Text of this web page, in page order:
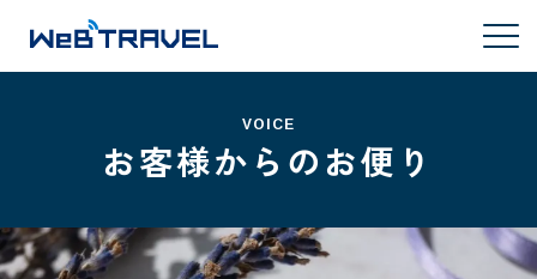
VOICE
お客様からのお便り